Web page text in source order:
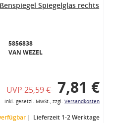
Spiegelglas rechts
5856838
VAN WEZEL
UVP 25,59 € 7,81 €
inkl. gesetzl. MwSt., zzgl. Versandkosten
Lieferzeit 1-2 Werktage